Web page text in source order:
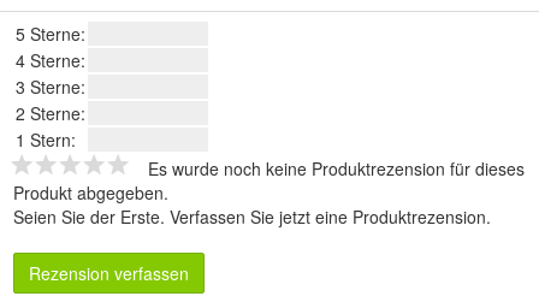
5 Sterne:
4 Sterne:
3 Sterne:
2 Sterne:
1 Stern:
Es wurde noch keine Produktrezension für dieses
Produkt abgegeben.
Seien Sie der Erste. Verfassen Sie jetzt eine Produktrezension.
Rezension verfassen